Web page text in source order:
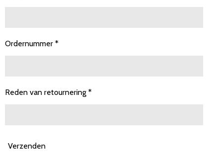
Ordernummer *
Reden van retournering *
Verzenden